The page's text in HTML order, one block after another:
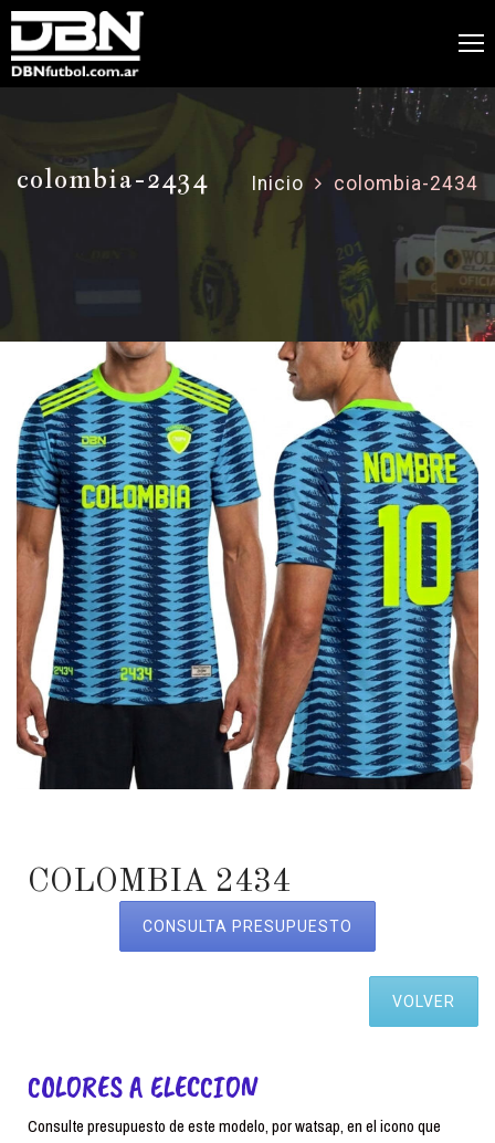
colombia-2434 Inicio colombia-2434
COLOMBIA 2434
CONSULTA PRESUPUESTO
VOLVER
COLORES A ELECCION
Consulte presupuesto de este modelo, por watsap, en el icono que